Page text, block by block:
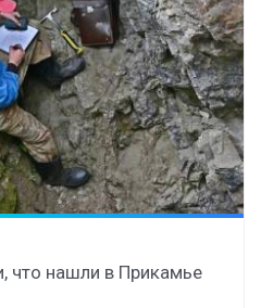
что нашли в Прикамье